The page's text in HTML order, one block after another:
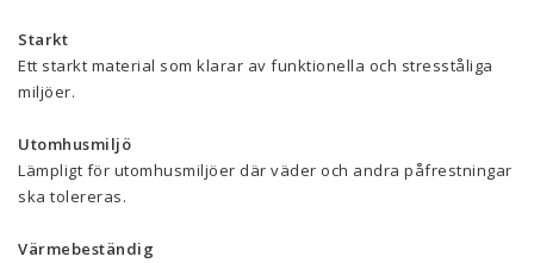
Starkt
Ett starkt material som klarar av funktionella och stresståliga
miljöer.
Utomhusmiljö
Lämpligt för utomhusmiljöer där väder och andra påfrestningar
ska tolereras.
Värmebeständig